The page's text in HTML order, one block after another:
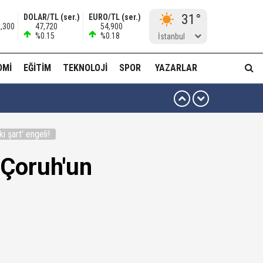
DOLAR/TL (ser.)
47,720
%0.15
EURO/TL (ser.)
54,900
%0.18
31°
İstanbul
EĞITIM TEKNOLOJI SPOR YAZARLAR
oradan alırım…'
düzenli para göndermiş!
edilmeye razıyım'
şart' engeli!